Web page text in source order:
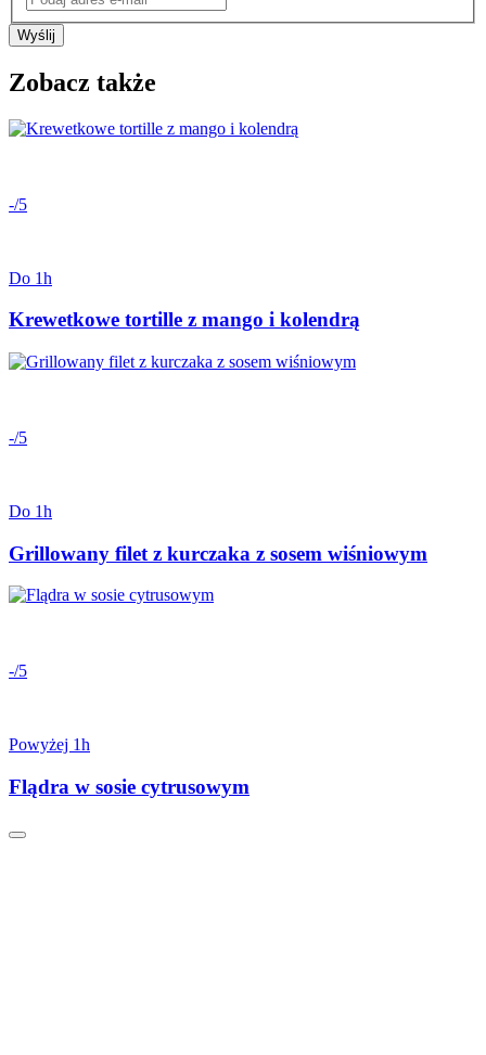
Wyślij
Zobacz także
-/5
Do 1h
Krewetkowe tortille z mango i kolendrą
-/5
Do 1h
Grillowany filet z kurczaka z sosem wiśniowym
-/5
Powyżej 1h
Flądra w sosie cytrusowym